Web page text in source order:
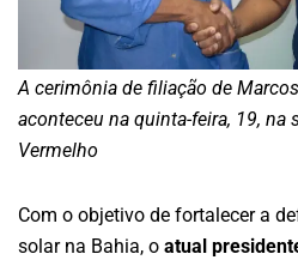
A cerimônia de filiação de
aconteceu na quinta-feira, 19, na
Vermelho
Com o objetivo de fortalecer a
solar na Bahia, o atual